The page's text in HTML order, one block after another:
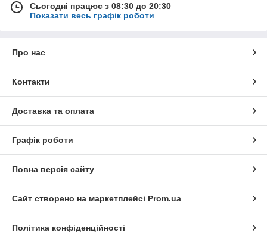
Сьогодні працює з 08:30 до 20:30
Показати весь графік роботи
Про нас
Контакти
Доставка та оплата
Графік роботи
Повна версія сайту
Сайт створено на маркетплейсі Prom.ua
Політика конфіденційності